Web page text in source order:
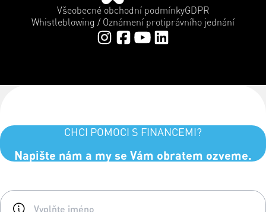
Všeobecné obchodní podmínkyGDPR
Whistleblowing / Oznámení protiprávního jednání
CHCI POMOCI S FINANCEMI?
Napište nám a my se Vám obratem ozveme.